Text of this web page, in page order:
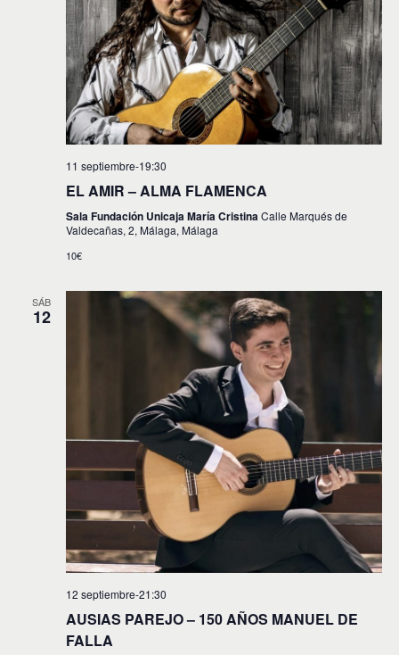
11 septiembre-19:30
EL AMIR – ALMA FLAMENCA
Sala Fundación Unicaja María CristinaCalle Marqués de
Valdecañas, 2, Málaga, Málaga
10€
SÁB
12
12 septiembre-21:30
AUSIAS PAREJO – 150 AÑOS MANUEL DE
FALLA